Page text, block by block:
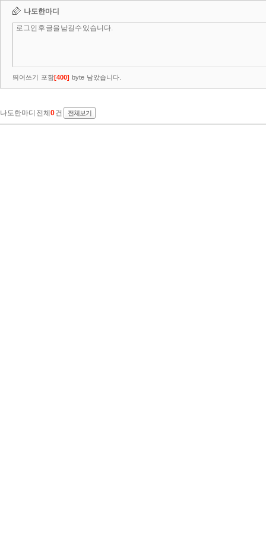
나도한마디
띄어쓰기 포함[400] byte 남았습니다.
나도한마디 전체 0건 전체보기